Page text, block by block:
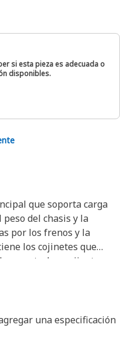
si esta pieza es adecuada o
disponibles.
que soporta carga
del chasis y la
por los frenos y la
los cojinetes que
Los cojinetes se
de mando final. Está
de operación altas.
una especificación